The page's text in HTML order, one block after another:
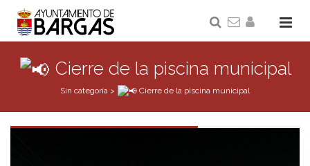
Cierre de la piscina municipal
Sin categoría > Cierre de la piscina municipal